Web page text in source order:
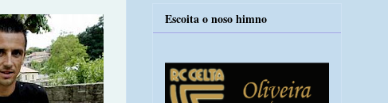
Escoita o noso himno